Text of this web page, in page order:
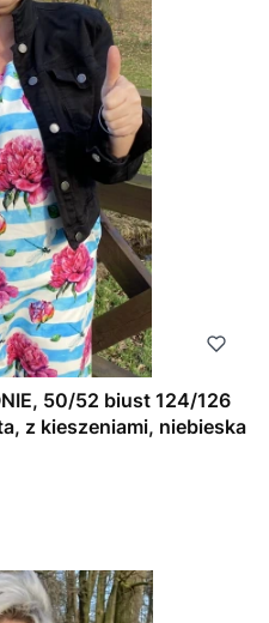
50/52 biust 124/126
z kieszeniami, niebieska